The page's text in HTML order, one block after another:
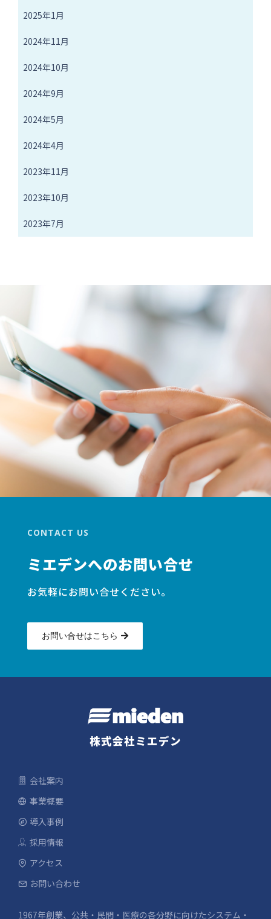
2025年1月
2024年11月
2024年10月
2024年9月
2024年5月
2024年4月
2023年11月
2023年10月
2023年7月
CONTACT US
ミエデンへのお問い合せ
お気軽にお問い合せください。
お問い合せはこちら
株式会社ミエデン
会社案内
事業概要
導入事例
採用情報
アクセス
お問い合わせ
1967年創業、公共・民間・医療の各分野に向けたシステム・